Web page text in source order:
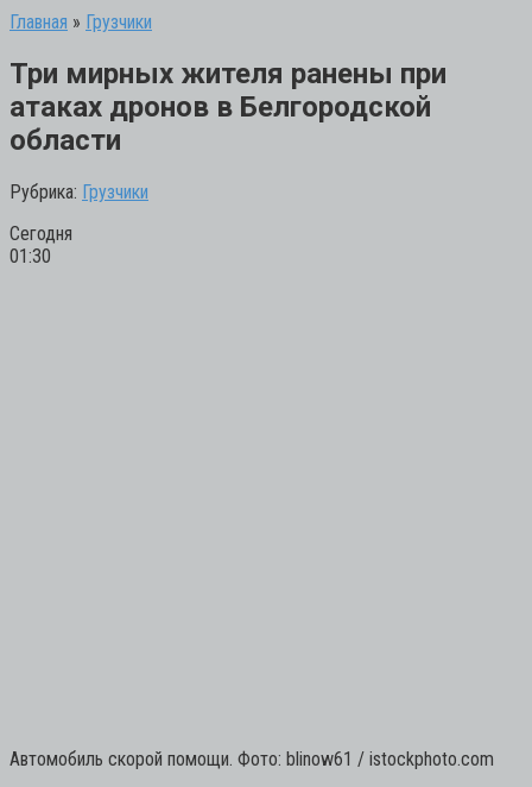
Главная » Грузчики
Три мирных жителя ранены при
атаках дронов в Белгородской
области
Рубрика: Грузчики
Сегодня
01:30
Автомобиль скорой помощи. Фото: blinow61 / istockphoto.com